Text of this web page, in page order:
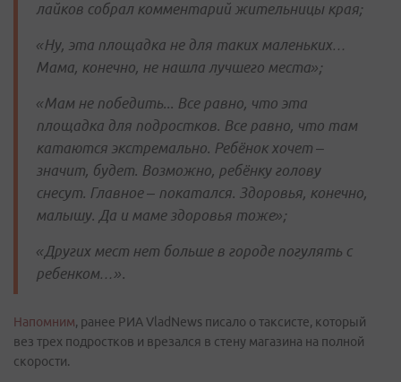
лайков собрал комментарий жительницы края;
«Ну, эта площадка не для таких маленьких…
Мама, конечно, не нашла лучшего места»;
«Мам не победить... Все равно, что эта
площадка для подростков. Все равно, что там
катаются экстремально. Ребёнок хочет –
значит, будет. Возможно, ребёнку голову
снесут. Главное – покатался. Здоровья, конечно,
малышу. Да и маме здоровья тоже»;
«Других мест нет больше в городе погулять с
ребенком…».
Напомним, ранее РИА VladNews писало о таксисте, который
вез трех подростков и врезался в стену магазина на полной
скорости.